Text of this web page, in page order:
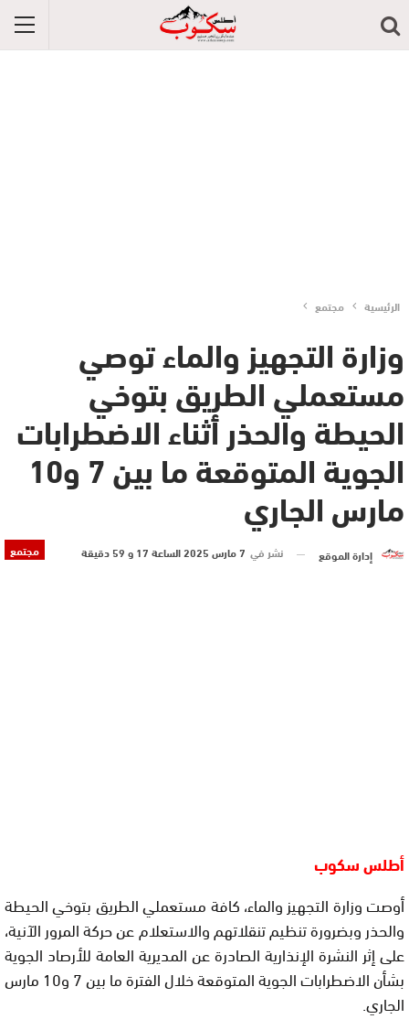
الرئيسية مجتمع
وزارة التجهيز والماء توصي
مستعملي الطريق بتوخي
الحيطة والحذر أثناء الاضطرابات
الجوية المتوقعة ما بين 7 و10
مارس الجاري
مجتمع إدارة الموقع نشر في 7 مارس 2025 الساعة 17 و 59 دقيقة
أطلس سكوب
أوصت وزارة التجهيز والماء، كافة مستعملي الطريق بتوخي الحيطة
والحذر وبضرورة تنظيم تنقلاتهم والاستعلام عن حركة المرور الآنية،
على إثر النشرة الإنذارية الصادرة عن المديرية العامة للأرصاد الجوية
بشأن الاضطرابات الجوية المتوقعة خلال الفترة ما بين 7 و10 مارس
الجاري.